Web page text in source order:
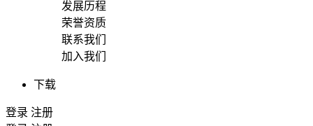
发展历程
荣誉资质
联系我们
加入我们
下载
登录 注册